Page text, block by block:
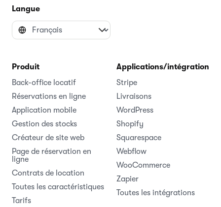
Langue
Produit
Back-office locatif
Réservations en ligne
Application mobile
Gestion des stocks
Créateur de site web
Page de réservation en
ligne
Contrats de location
Toutes les caractéristiques
Tarifs
Applications/intégrations
Stripe
Livraisons
WordPress
Shopify
Squarespace
Webflow
WooCommerce
Zapier
Toutes les intégrations